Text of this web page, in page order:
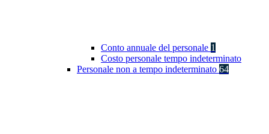
Conto annuale del personale 1
Costo personale tempo indeterminato
Personale non a tempo indeterminato 64